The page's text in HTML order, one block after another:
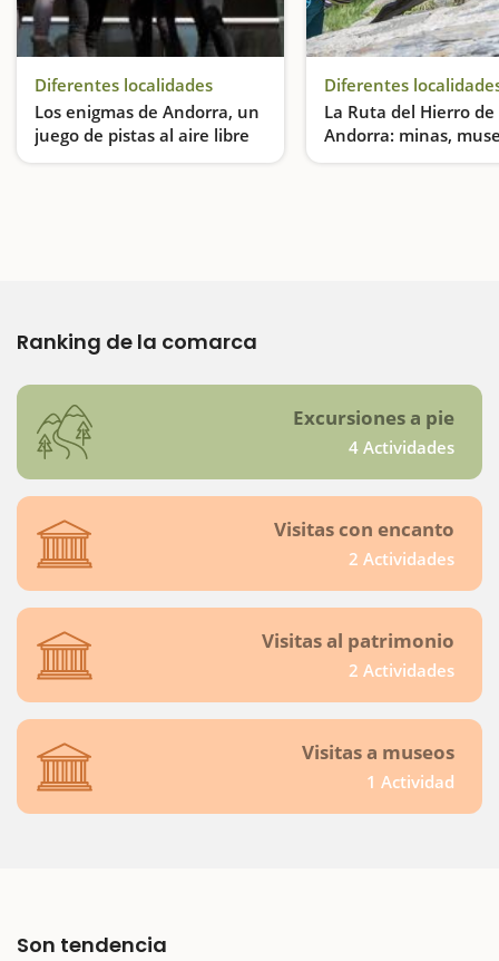
Diferentes localidades
Los enigmas de Andorra, un
juego de pistas al aire libre
Andorra Escapeland, ocho retos divertidos al aire libre
Diferentes
La Ruta del Hierro de
Andorra: minas,
estatuas
Ranking de la comarca
Excursiones a pie
4 Actividades
Visitas con encanto
2 Actividades
Visitas al patrimonio
2 Actividades
Visitas a museos
1 Actividad
Son tendencia